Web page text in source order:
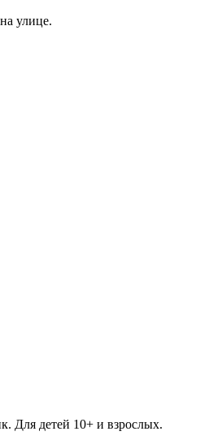
улице.
Для детей 10+ и взрослых.